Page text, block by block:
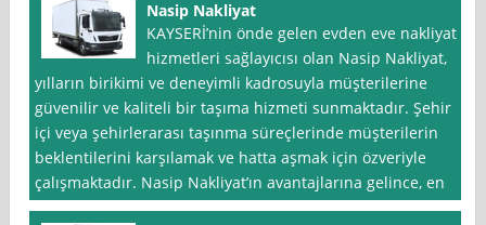
Nasip Nakliyat
KAYSERİ’nin önde gelen evden eve nakliyat
hizmetleri sağlayıcısı olan Nasip Nakliyat,
yılların birikimi ve deneyimli kadrosuyla müşterilerine
güvenilir ve kaliteli bir taşıma hizmeti sunmaktadır. Şehir
içi veya şehirlerarası taşınma süreçlerinde müşterilerin
beklentilerini karşılamak ve hatta aşmak için özveriyle
çalışmaktadır. Nasip Nakliyat’ın avantajlarına gelince, en